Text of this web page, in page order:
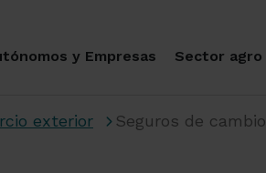
y Empresas Sector agro
exterior Seguros de cambio